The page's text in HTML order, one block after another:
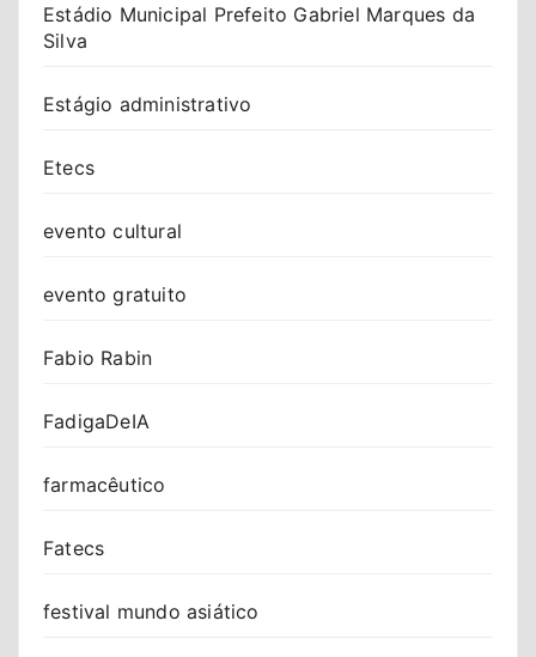
Estádio Municipal Prefeito Gabriel Marques da
Silva
Estágio administrativo
Etecs
evento cultural
evento gratuito
Fabio Rabin
FadigaDeIA
farmacêutico
Fatecs
festival mundo asiático